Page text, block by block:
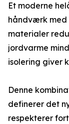
Et moderne
håndværk med
materialer
jordvarme
isolering giver
Denne
definerer det
respekterer